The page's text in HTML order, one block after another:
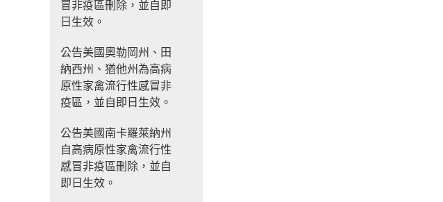
冒非疫區刪除，並自即
日生效。
公告美國奧勒岡州、田
納西州、猶他州為高病
原性家禽流行性感冒非
疫區，並自即日生效。
公告美國南卡羅萊納州
自高病原性家禽流行性
感冒非疫區刪除，並自
即日生效。